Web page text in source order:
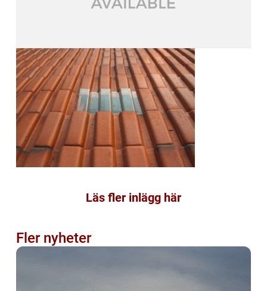
Läs fler inlägg här
Fler nyheter